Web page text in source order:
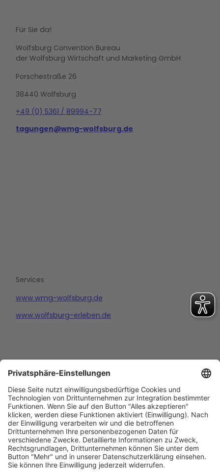
Für Sie da!
Wolfsburg Convention Bureau
der Wolfsburg Wirtschaft und Marketing GmbH
Porschestraße 26
38440 Wolfsburg
+49 (0) 5361 / 89994-77
tagungen@wmg-wolfsburg.de
Services
www.wmg-wolfsburg.de
www.wolfsburg-erleben.de